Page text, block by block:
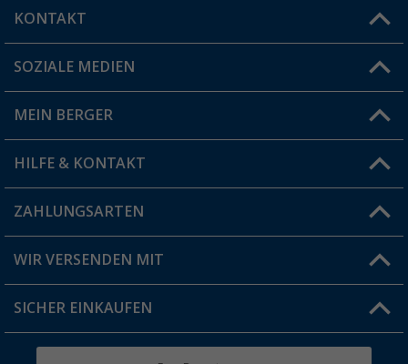
KONTAKT
Du hast eine Frage?
Filiale finden
SOZIALE MEDIEN
MEIN BERGER
Vorteilskarte
Blog
Jobs & Karriere
HILFE & KONTAKT
FAQ & Kontakt
Versandinformationen
Rücksendung
ZAHLUNGSARTEN
WIR VERSENDEN MIT
SICHER EINKAUFEN